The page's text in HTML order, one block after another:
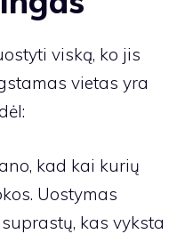
viską, ko jis
vietas yra
kad kai kurių
Uostymas
kas vyksta